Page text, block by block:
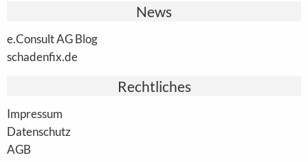
News
e.Consult AG Blog
schadenfix.de
Rechtliches
Impressum
Datenschutz
AGB